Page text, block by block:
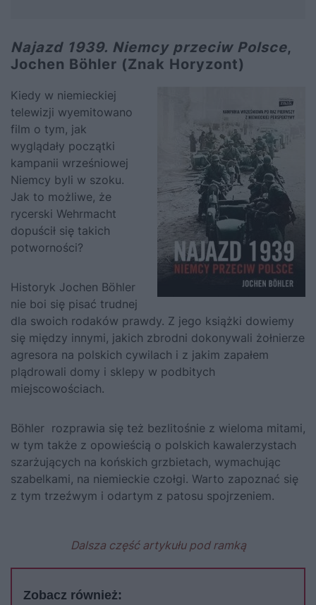
Najazd 1939. Niemcy przeciw Polsce,
Jochen Böhler (Znak Horyzont)
Kiedy w niemieckiej
telewizji wyemitowano
film o tym, jak
wyglądały początki
kampanii wrześniowej
Niemcy byli w szoku.
Jak to możliwe, że
rycerski Wehrmacht
dopuścił się takich
potworności?
Historyk Jochen Böhler
nie boi się pisać trudnej
dla swoich rodaków prawdy. Z jego książki dowiemy
się między innymi, jakich zbrodni dokonywali żołnierze
agresora na polskich cywilach i z jakim zapałem
plądrowali domy i sklepy w podbitych
miejscowościach.
Böhler rozprawia się też bezlitośnie z wieloma mitami,
w tym także z opowieścią o polskich kawalerzystach
szarżujących na końskich grzbietach, wymachując
szabelkami, na niemieckie czołgi. Warto zapoznać się
z tym trzeźwym i odartym z patosu spojrzeniem.
Dalsza część artykułu pod ramką
Zobacz również: